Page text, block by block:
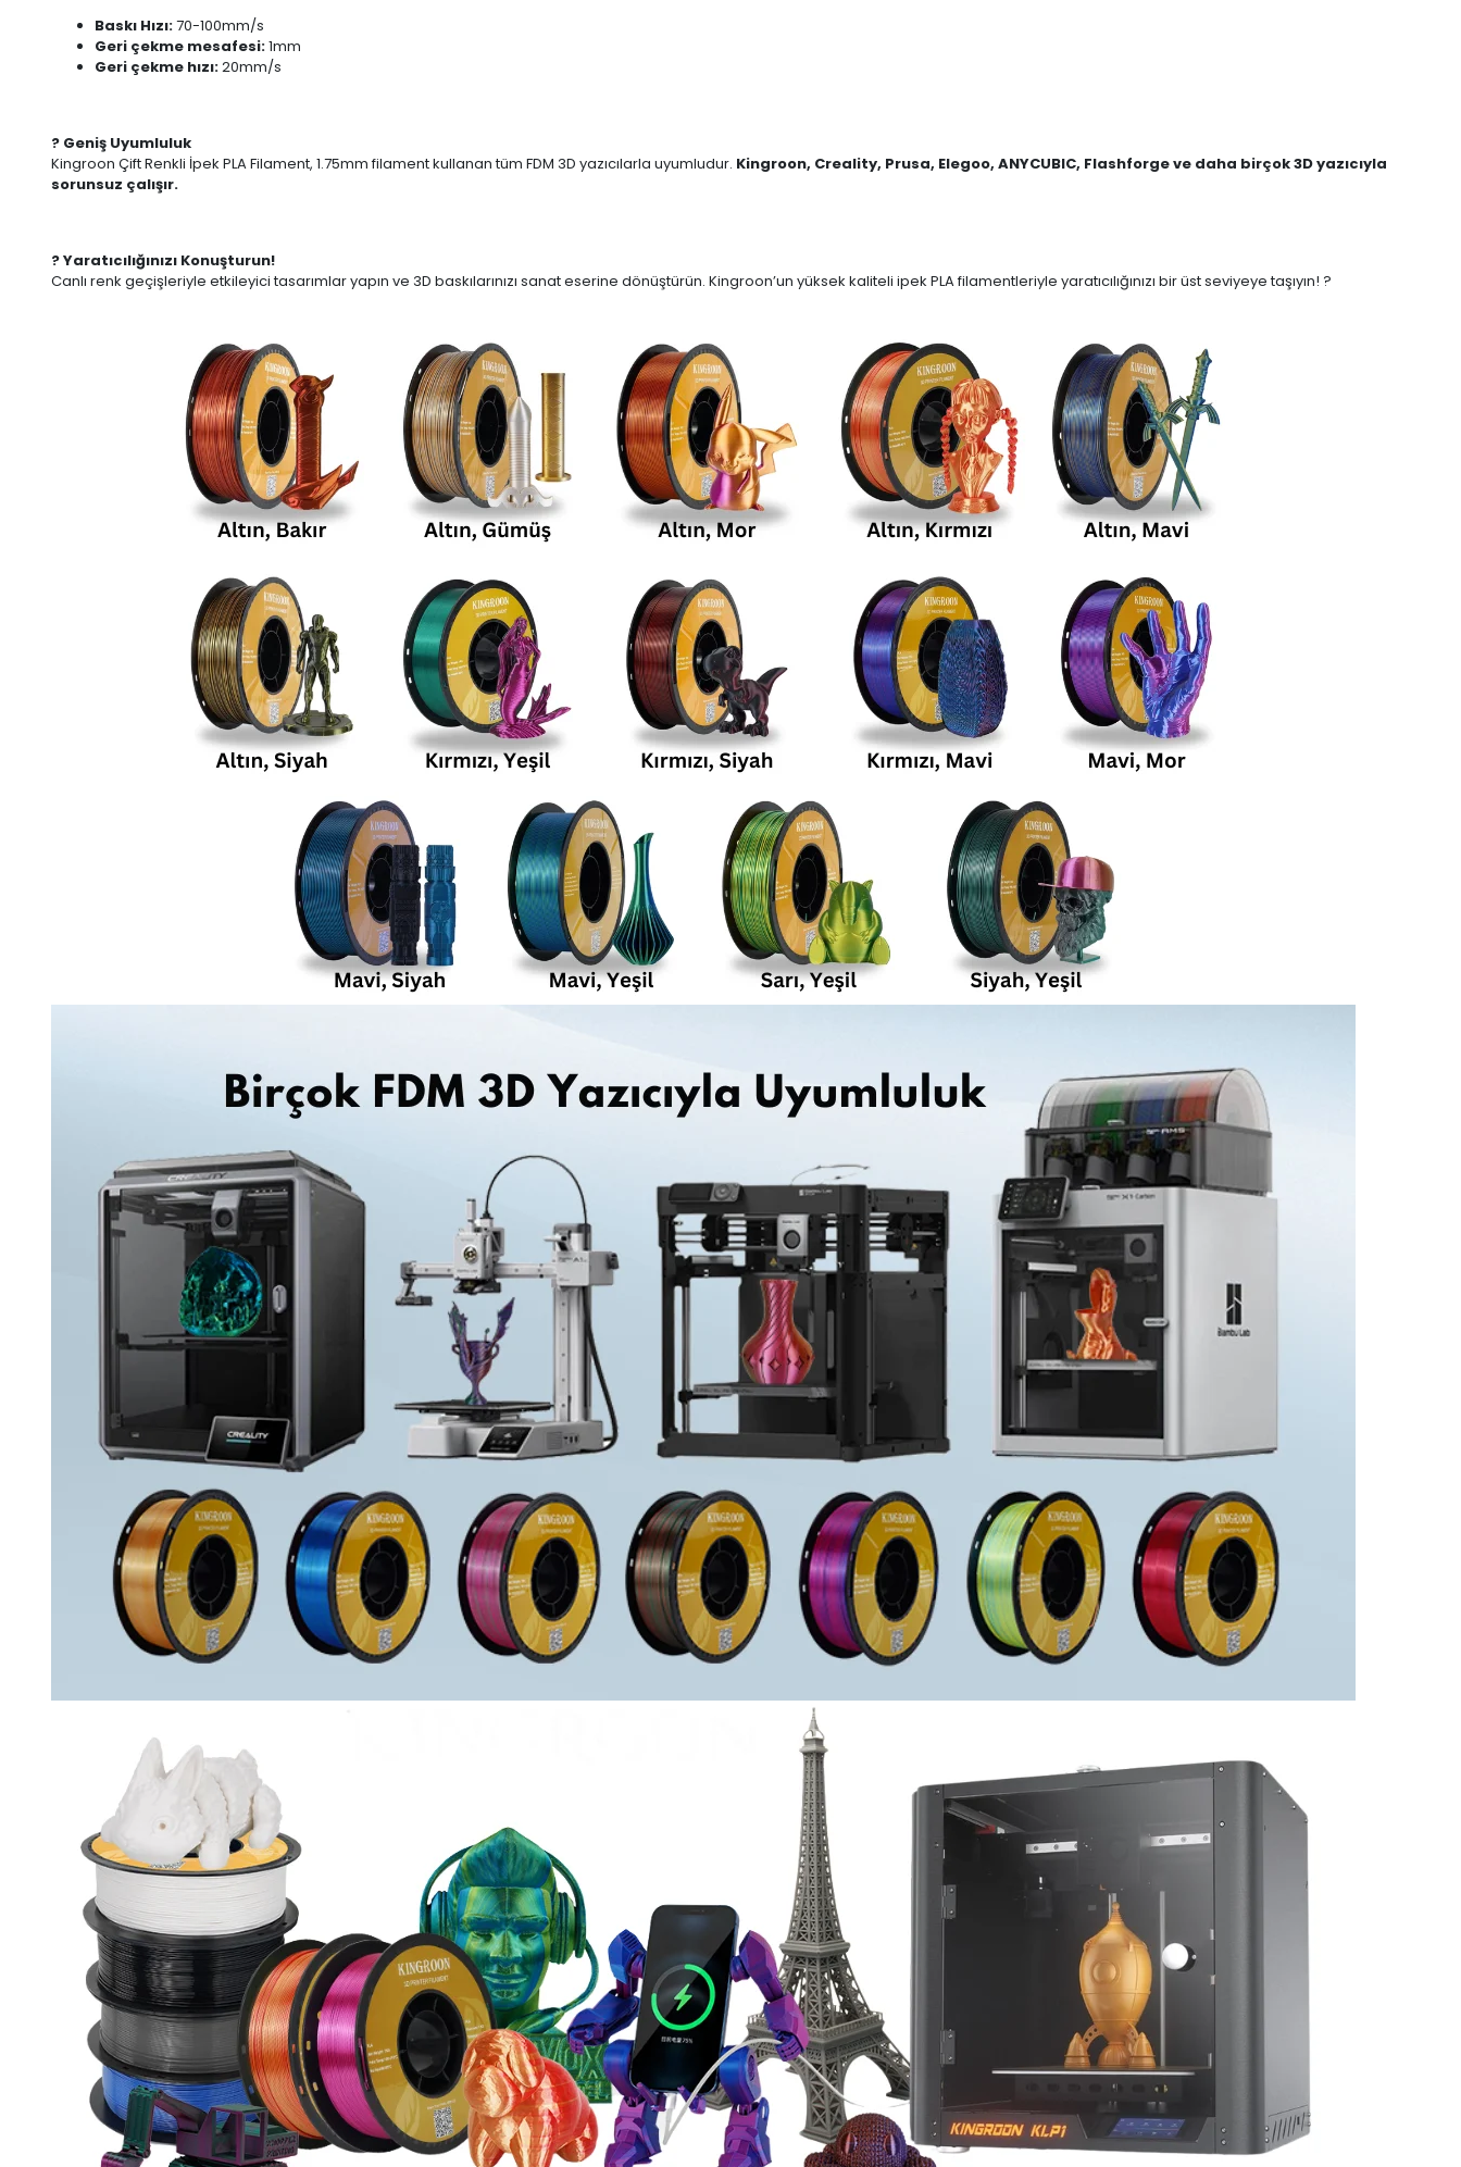
Baskı Hızı:70-100mm/s
Geri çekme mesafesi:1mm
Geri çekme hızı:20mm/s
? Geniş Uyumluluk
Kingroon Çift Renkli İpek PLA Filament, 1.75mm filament kullanan tüm FDM 3D yazıcılarla uyumludur. Kingroon, Creality, Prusa, Elegoo, ANYCUBIC, Flashforge ve daha birçok 3D yazıcıyla
sorunsuz çalışır.
? Yaratıcılığınızı Konuşturun!
Canlı renk geçişleriyle etkileyici tasarımlar yapın ve 3D baskılarınızı sanat eserine dönüştürün. Kingroon’un yüksek kaliteli ipek PLA filamentleriyle yaratıcılığınızı bir üst seviyeye taşıyın! ?